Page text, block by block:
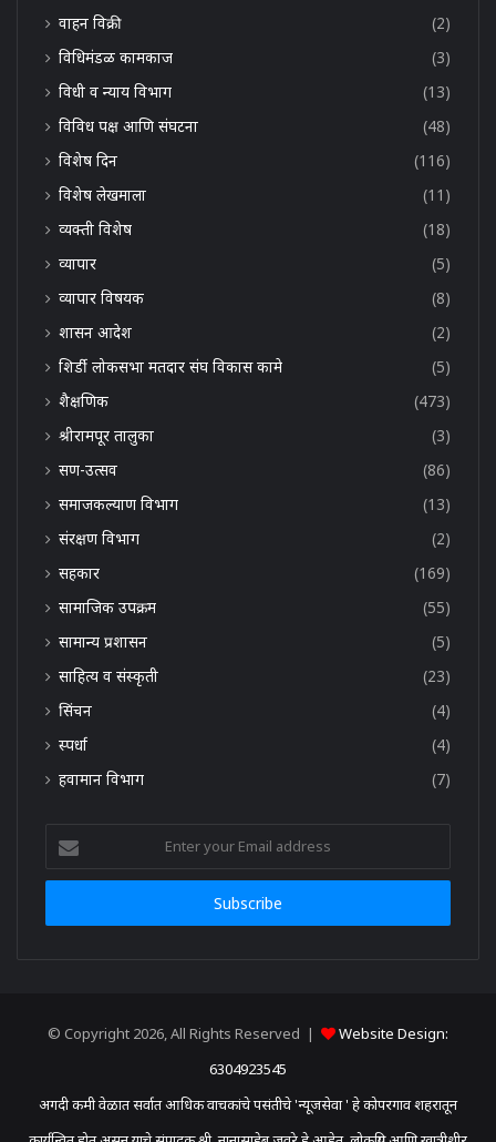
वाहन विक्री
(2)
विधिमंडळ कामकाज
(3)
विधी व न्याय विभाग
(13)
विविध पक्ष आणि संघटना
(48)
विशेष दिन
(116)
विशेष लेखमाला
(11)
व्यक्ती विशेष
(18)
व्यापार
(5)
व्यापार विषयक
(8)
शासन आदेश
(2)
शिर्डी लोकसभा मतदार संघ विकास कामे
(5)
शैक्षणिक
(473)
श्रीरामपूर तालुका
(3)
सण-उत्सव
(86)
समाजकल्याण विभाग
(13)
संरक्षण विभाग
(2)
सहकार
(169)
सामाजिक उपक्रम
(55)
सामान्य प्रशासन
(5)
साहित्य व संस्कृती
(23)
सिंचन
(4)
स्पर्धा
(4)
हवामान विभाग
(7)
your
Email
© Copyright 2026, All Rights Reserved |
Website Design:
6304923545
अगदी कमी वेळात सर्वात आधिक वाचकांचे पसंतीचे 'न्यूजसेवा ' हे कोपरगाव शहरातून